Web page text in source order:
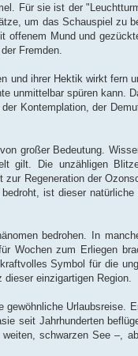
Für sie ist der
um das Schauspiel zu
Mund und
Fremden.
ihrer Hektik wirkt fern
unmittelbar spüren kann.
Kontemplation, der
großer Bedeutung.
gilt. Die unzähligen
Regeneration der
ist dieser
bedrohen. In
Wochen zum Erliegen
Symbol für die
einzigartigen Region.
Urlaubsreise.
seit Jahrhunderten
schwarzen See –,